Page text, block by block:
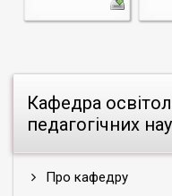
Кафедра
педагогічних
Про кафедру